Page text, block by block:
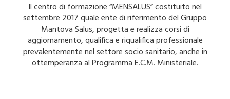
Il centro di formazione “MENSALUS” costituito nel
settembre 2017 quale ente di riferimento del Gruppo
Mantova Salus, progetta e realizza corsi di
aggiornamento, qualifica e riqualifica professionale
prevalentemente nel settore socio sanitario, anche in
ottemperanza al Programma E.C.M. Ministeriale.